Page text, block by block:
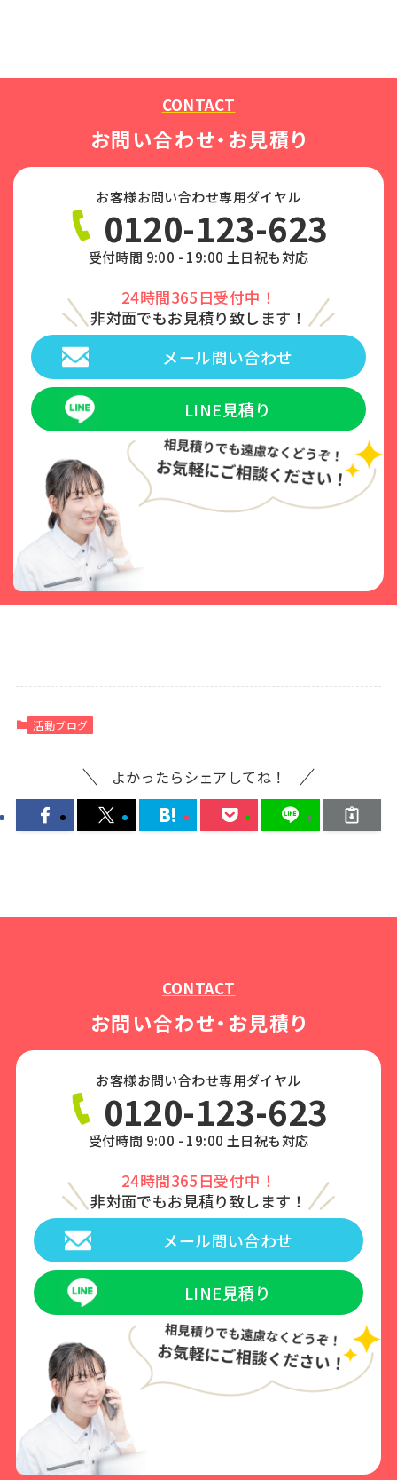
CONTACT
お問い合わせ・お見積り
お客様お問い合わせ専用ダイヤル
0120-123-623
受付時間 9:00 - 19:00 土日祝も対応
24時間365日受付中！
非対面でもお見積り致します！
メール問い合わせ
LINE見積り
活動ブログ
よかったらシェアしてね！
CONTACT
お問い合わせ・お見積り
お客様お問い合わせ専用ダイヤル
0120-123-623
受付時間 9:00 - 19:00 土日祝も対応
24時間365日受付中！
非対面でもお見積り致します！
メール問い合わせ
LINE見積り